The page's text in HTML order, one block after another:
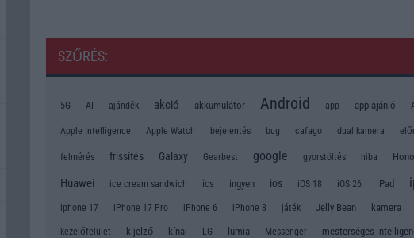
SZŰRÉS:
5G AI ajándék akció akkumulátor Android app app ajánló
Apple Intelligence Apple Watch bejelentés bug cafago dual kamera
felmérés frissítés Galaxy Gearbest google gyorstöltés hiba
Huawei ice cream sandwich ics ingyen ios iOS 18 iOS 26 iPad
iphone 17 iPhone 17 Pro iPhone 6 iPhone 8 játék Jelly Bean kamera
kezelőfelület kijelző kínai LG lumia Messenger mesterséges